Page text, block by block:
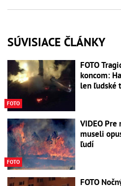
SÚVISIACE ČLÁNKY
FOTO
FOTO
koncom:
len ľudské
FOTO
VIDEO
museli
ľudí
FOTO